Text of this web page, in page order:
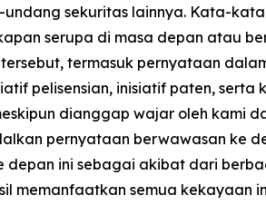
sekuritas lainnya. Kata-
serupa di masa depan atau
termasuk pernyataan
pelisensian, inisiatif paten,
dianggap wajar oleh kami
pernyataan berwawasan ke
ini sebagai akibat dari
memanfaatkan semua